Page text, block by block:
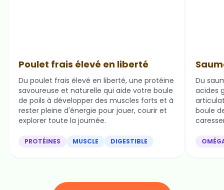
Poulet frais élevé en liberté
Du poulet frais élevé en liberté, une protéine
savoureuse et naturelle qui aide votre boule
de poils à développer des muscles forts et à
rester pleine d'énergie pour jouer, courir et
explorer toute la journée.
PROTÉINES MUSCLE DIGESTIBLE
Du
acides
boule